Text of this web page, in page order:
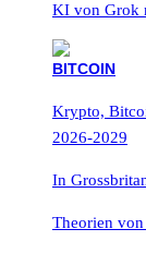
KI von Grok
Krypto,
2026-2029
In
Theorien